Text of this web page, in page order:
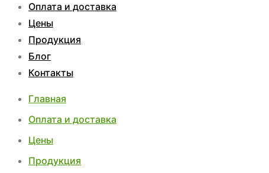
Оплата и доставка
Цены
Продукция
Блог
Контакты
Главная
Оплата и доставка
Цены
Продукция